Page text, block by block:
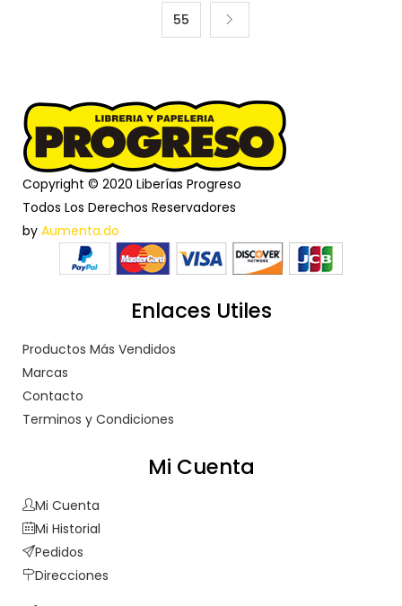
55
Copyright © 2020 Liberías Progreso
Todos Los Derechos Reservadores
by Aumenta.do
Enlaces Utiles
Productos Más Vendidos
Marcas
Contacto
Terminos y Condiciones
Mi Cuenta
Mi Cuenta
Mi Historial
Pedidos
Direcciones